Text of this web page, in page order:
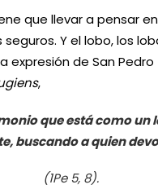
que llevar a pensar
Y el lobo, los
expresión de San
,
que está como un
buscando a quien
(1Pe 5, 8).